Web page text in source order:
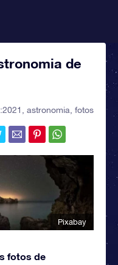
de
2021 astronomia fotos
Pixabay
fotos de